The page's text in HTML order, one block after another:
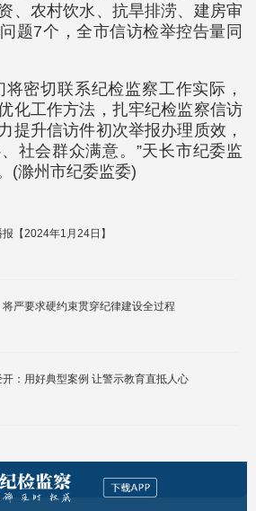
、农村饮水、抗旱排涝、建房审
题7个，全市信访检举控告量同
将密切联系纪检监察工作实际，
化工作方法，扎牢纪检监察信访
提升信访件初次举报办理质效，
社会群众满意。”天长市纪委监
(滁州市纪委监委)
【2024年1月24日】
将严要求硬约束贯穿纪律建设全过程
开：用好典型案例 让警示教育直抵人心